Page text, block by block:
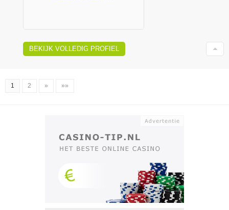
BEKIJK VOLLEDIG PROFIEL
1 2 » »»